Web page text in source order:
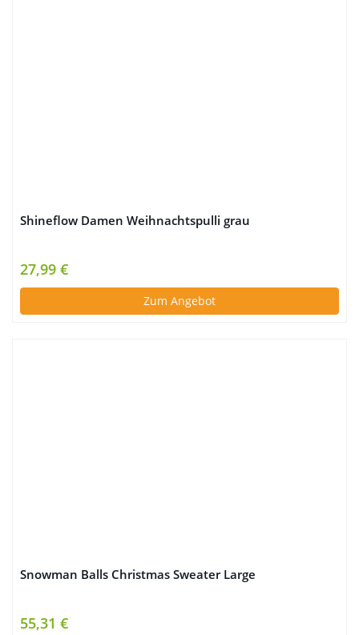
Shineflow Damen Weihnachtspulli grau
27,99 €
Zum Angebot
Snowman Balls Christmas Sweater Large
55,31 €